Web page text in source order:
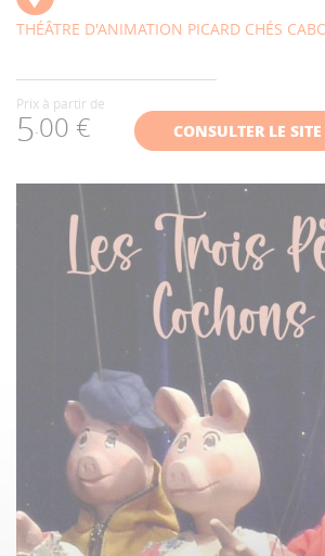
THÉÂTRE D'ANIMATION PICARD CHÉS
Prix à partir de
5.00 € CONSULTER LE